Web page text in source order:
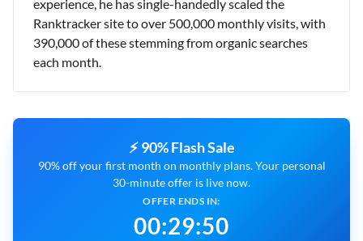
experience, he has single-handedly scaled the
Ranktracker site to over 500,000 monthly visits, with
390,000 of these stemming from organic searches
each month.
⚡ 90% Flash Sale
90% off your first month on monthly plans. Your personal
30-minute offer is live now.
OFFER ENDS IN:
00:29:49